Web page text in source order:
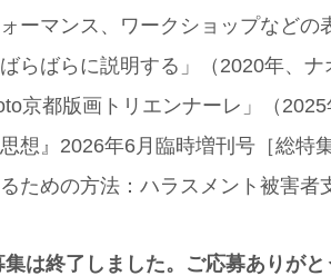
ーマンス、ワークショップなどの
らばらに説明する」（2020年、
京都版画トリエンナーレ」（
想』2026年6月臨時増刊号［総特
るための方法：ハラスメント被害者
集は終了しました。ご応募ありが